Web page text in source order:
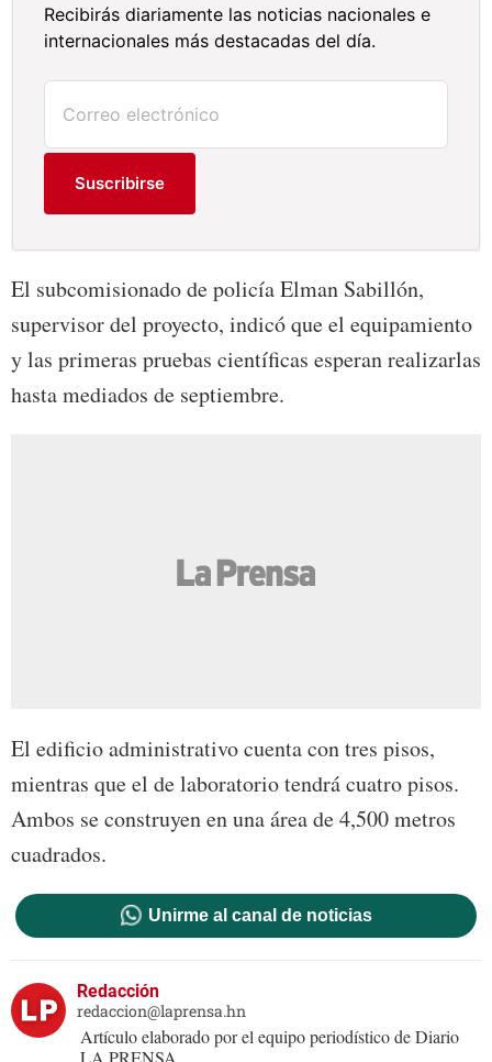
Recibirás diariamente las noticias nacionales e
internacionales más destacadas del día.
Suscribirse
El subcomisionado de policía Elman Sabillón,
supervisor del proyecto, indicó que el equipamiento
y las primeras pruebas científicas esperan realizarlas
hasta mediados de septiembre.
El edificio administrativo cuenta con tres pisos,
mientras que el de laboratorio tendrá cuatro pisos.
Ambos se construyen en una área de 4,500 metros
cuadrados.
Unirme al canal de noticias
Redacción
redaccion@laprensa.hn
Artículo elaborado por el equipo periodístico de Diario